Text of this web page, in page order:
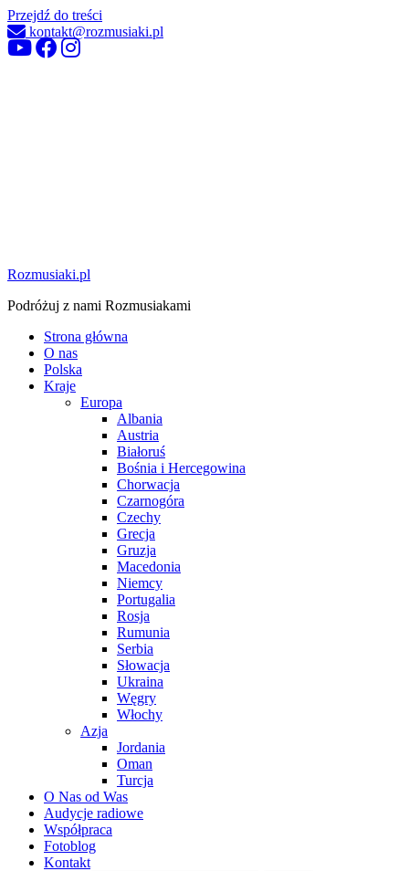
Przejdź do treści
kontakt@rozmusiaki.pl
Rozmusiaki.pl
Podróżuj z nami Rozmusiakami
Strona główna
O nas
Polska
Kraje
Europa
Albania
Austria
Białoruś
Bośnia i Hercegowina
Chorwacja
Czarnogóra
Czechy
Grecja
Gruzja
Macedonia
Niemcy
Portugalia
Rosja
Rumunia
Serbia
Słowacja
Ukraina
Węgry
Włochy
Azja
Jordania
Oman
Turcja
O Nas od Was
Audycje radiowe
Współpraca
Fotoblog
Kontakt